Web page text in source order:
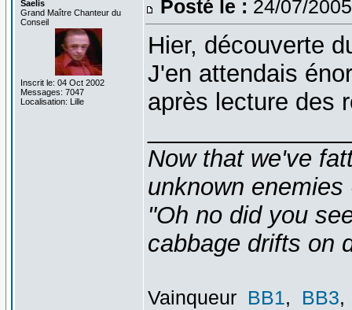
Saelis
Grand Maître Chanteur du
Conseil
Inscrit le: 04 Oct 2002
Messages: 7047
Localisation: Lille
Posté le : 24/07/
Hier, découverte
J'en attendais
après lecture des
Now that we've
unknown
"Oh no did you
cabbage drifts on
Vainqueur BB1, BB3,